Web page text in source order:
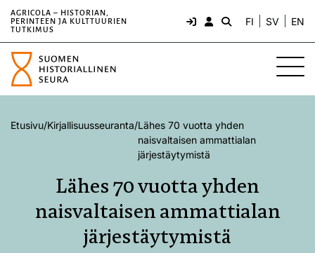
AGRICOLA – HISTORIAN,
PERINTEEN JA KULTTUURIEN
TUTKIMUS
FI SV EN
Etusivu/Kirjallisuusseuranta/Lähes 70 vuotta yhden
naisvaltaisen ammattialan
järjestäytymistä
Lähes 70 vuotta yhden
naisvaltaisen ammattialan
järjestäytymistä